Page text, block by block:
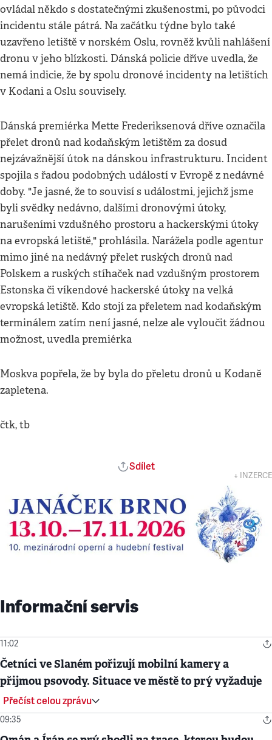
ovládal někdo s dostatečnými zkušenostmi, po původci
incidentu stále pátrá. Na začátku týdne bylo také
uzavřeno letiště v norském Oslu, rovněž kvůli nahlášení
dronu v jeho blízkosti. Dánská policie dříve uvedla, že
nemá indicie, že by spolu dronové incidenty na letištích
v Kodani a Oslu souvisely.
Dánská premiérka Mette Frederiksenová dříve označila
přelet dronů nad kodaňským letištěm za dosud
nejzávažnější útok na dánskou infrastrukturu. Incident
spojila s řadou podobných událostí v Evropě z nedávné
doby. "Je jasné, že to souvisí s událostmi, jejichž jsme
byli svědky nedávno, dalšími dronovými útoky,
narušeními vzdušného prostoru a hackerskými útoky
na evropská letiště," prohlásila. Narážela podle agentur
mimo jiné na nedávný přelet ruských dronů nad
Polskem a ruských stíhaček nad vzdušným prostorem
Estonska či víkendové hackerské útoky na velká
evropská letiště. Kdo stojí za přeletem nad kodaňským
terminálem zatím není jasné, nelze ale vyloučit žádnou
možnost, uvedla premiérka
Moskva popřela, že by byla do přeletu dronů u Kodaně
zapletena.
čtk, tb
Sdílet
↓ INZERCE
Informační servis
11:02
Četníci ve Slaném pořizují mobilní kamery a
přijmou psovody. Situace ve městě to prý vyžaduje
Přečíst celou zprávu
09:35